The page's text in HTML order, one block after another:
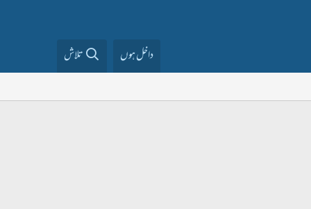
داخل ہوں تلاش